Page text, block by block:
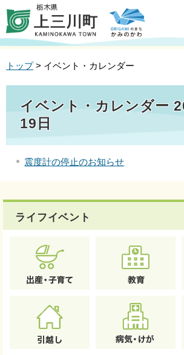
トップ> イベント・カレンダー
イベント・カレンダー
19日
震度計の停止のお知らせ
ライフイベント